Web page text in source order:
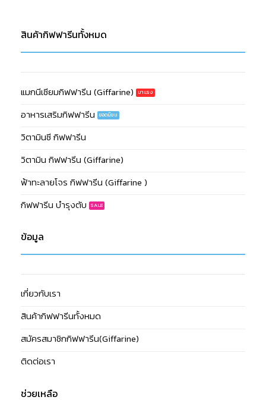
สินค้ากิฟฟารีนทั้งหมด
แมกนีเซียมกิฟฟารีน (Giffarine)
อาหารเสริมกิฟฟารีน
วิตามินซี กิฟฟารีน
วิตามิน กิฟฟารีน (Giffarine)
ฟ้าทะลายโจร กิฟฟารีน (Giffarine )
กิฟฟารีน บำรุงตับ
ข้อมูล
เกี่ยวกับเรา
สินค้ากิฟฟารีนทั้งหมด
สมัครสมาชิกกิฟฟารีน(Giffarine)
ติดต่อเรา
ช่วยเหลือ